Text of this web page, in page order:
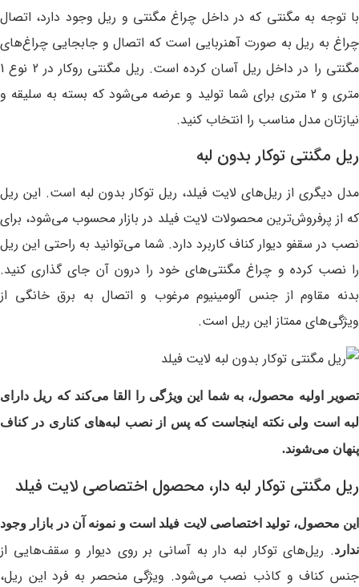
با توجه به مگنتی که در داخل چراغ مگنتی و ریل وجود دارد، اتصال
چراغ به ریل به صورت آهنربایی است که اتصال و جابجایی چراغ‌های
مگنتی را در داخل ریل آسان کرده است. ریل مگنتی روکار در 2 نوع 1
متری و 2 متری برای شما تولید و عرضه می‌شود که بسته به سلیقه و
نیازتان مدل مناسب را انتخاب کنید.
ریل مگنتی توکار بدون لبه
مدل دیگری از ریل‌های لایت فیلد، ریل توکار بدون لبه است. این ریل
که از پرفروش‌ترین محصولات لایت فیلد در بازار محسوب می‌شود، برای
نصب در سقفو دیوار کناف کاربرد دارد. شما می‌توانید به راحتی این ریل
را نصب کرده و چراغ مگنتی‌های خود را درون آن جای گذاری کنید.
بدنه مقاوم از جنس آلومینیوم مرغوب و اتصال به برق خانگی از
ویژگی‌های ممتاز این ریل است.
تصویر اولیه محصول، به شما این ویژگی را القا می‌کند که ریل دارای
لبه است ولی نکته اینجاست که پس از نصب لبه‌های کناری در کناف
پنهان می‌شوند.
ریل مگنتی توکار لبه دار، محصول اختصاصی لایت فیلد
این محصول، تولید اختصاصی لایت فیلد است و نمونه آن در بازار وجود
ندارد. ریل‌های توکار لبه دار به آسانی بر روی دیوار و سقف‌هایی از
جنس کناف و کاذب نصب می‌شود. ویژگی منحصر به فرد این ریل،